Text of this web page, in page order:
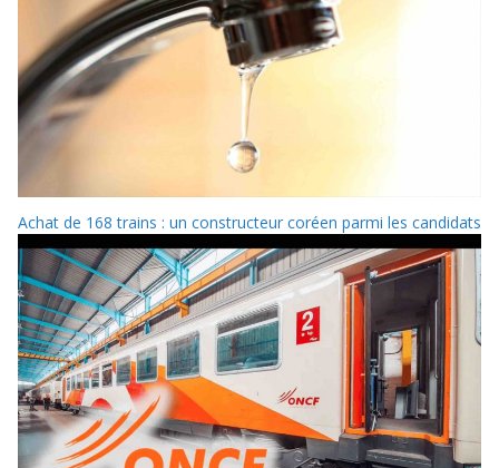
Achat de 168 trains : un constructeur coréen parmi les candidats